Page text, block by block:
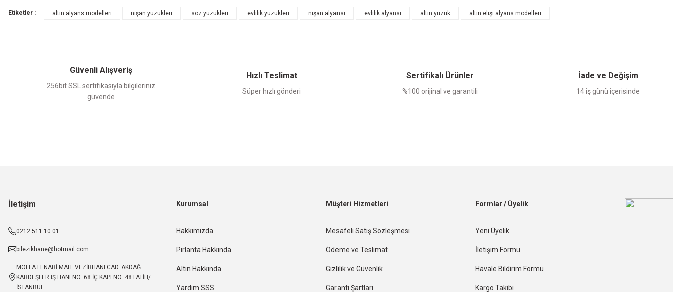
Etiketler : altın alyans modelleri nişan yüzükleri söz yüzükleri evlilik yüzükleri nişan alyansı evlilik alyansı altın yüzük altın elişi alyans modelleri
Güvenli Alışveriş
256bit SSL sertifikasıyla bilgileriniz
güvende
Hızlı Teslimat
Süper hızlı gönderi
Sertifikalı Ürünler
%100 orijinal ve garantili
İade ve Değişim
14 iş günü içerisinde
İletişim
0212 511 10 01
bilezikhane@hotmail.com
MOLLA FENARİ MAH. VEZİRHANI CAD. AKDAĞ
KARDEŞLER IŞ HANI NO: 68 İÇ KAPI NO: 48 FATİH/
İSTANBUL
Kurumsal
Hakkımızda
Pırlanta Hakkında
Altın Hakkında
Yardım SSS
Müşteri Hizmetleri
Mesafeli Satış Sözleşmesi
Ödeme ve Teslimat
Gizlilik ve Güvenlik
Garanti Şartları
Formlar / Üyelik
Yeni Üyelik
İletişim Formu
Havale Bildirim Formu
Kargo Takibi